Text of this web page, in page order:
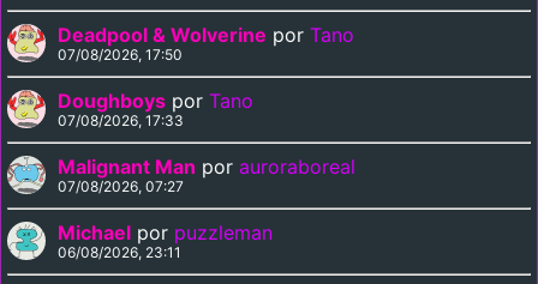
Deadpool & Wolverine por Tano
07/08/2026, 17:50
Doughboys por Tano
07/08/2026, 17:33
Malignant Man por auroraboreal
07/08/2026, 07:27
Michael por puzzleman
06/08/2026, 23:11